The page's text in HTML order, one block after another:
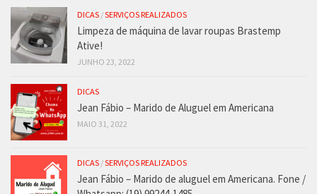
DICAS /SERVIÇOS REALIZADOS
Limpeza de máquina de lavar roupas Brastemp
Ative!
JUNHO 23, 2022
DICAS
Jean Fábio – Marido de Aluguel em Americana
MAIO 31, 2022
DICAS /SERVIÇOS REALIZADOS
Jean Fábio – Marido de aluguel em Americana. Fone /